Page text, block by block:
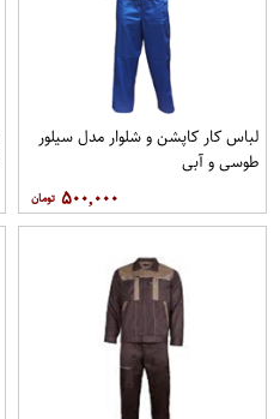
لباس کار کاپشن و شلوار مدل سیلور
طوسی و آبی
۵۰۰,۰۰۰